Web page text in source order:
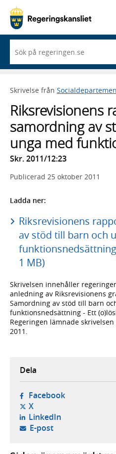
du
börjar
skriva
framträder
lista
med
sökförslag
Skrivelse från
Riksrevisionens
samordning av
unga med
Skr. 2011/12:23
Publicerad 25 oktober 2011
Ladda ner:
Riksrevisionens
av stöd till barn och
1 MB)
Skrivelsen innehåller
anledning av Riksrevisionens
Samordning av stöd till barn
funktionsnedsättning - Ett
Regeringen lämnade
2011.
Dela
Facebook- öppnas i ny
X- öppnas i ny flik,
LinkedIn- öppnas i ny
E-post- öppnar din e-